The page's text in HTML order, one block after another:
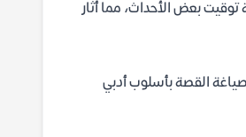
بعض الأحداث، مما أثار
القصة بأسلوب أدبي